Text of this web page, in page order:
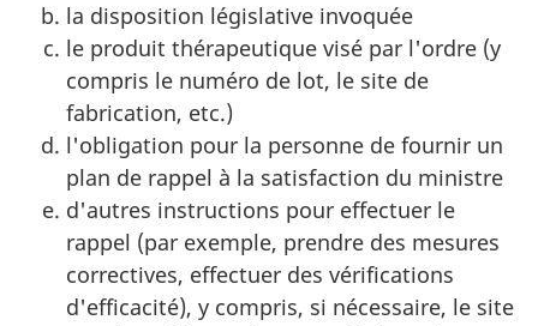
la disposition législative invoquée
le produit thérapeutique visé par l'ordre (y
compris le numéro de lot, le site de
fabrication, etc.)
l'obligation pour la personne de fournir un
plan de rappel à la satisfaction du ministre
d'autres instructions pour effectuer le
rappel (par exemple, prendre des mesures
correctives, effectuer des vérifications
d'efficacité), y compris, si nécessaire, le site